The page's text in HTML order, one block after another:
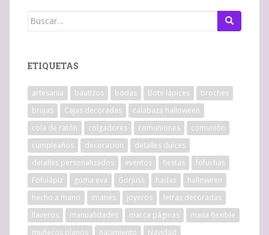
Buscar:
ETIQUETAS
artesania bautizos bodas Bote lápices
broches
brujas
Cajas decoradas
calabaza halloween
cola de ratón
colgadores comuniones
comunión
cumpleaños
decoracion
detalles dulces
detalles personalizados
eventos fiestas
fofuchas
Fofulápiz
goma eva Gorjuss hadas
halloween
hecho a mano
imanes joyeros
letras decoradas
llaveros
manualidades marca páginas
masa flexible
muñecos planos
nacimiento Navidad